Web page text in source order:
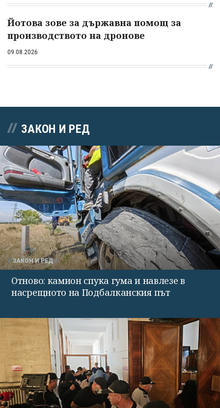
Йотова зове за държавна помощ за
производството на дронове
09.08.2026
ЗАКОН И РЕД
ЗАКОН И РЕД
Отново: камион спука гума и навлезе в
насрещното на Подбалканския път